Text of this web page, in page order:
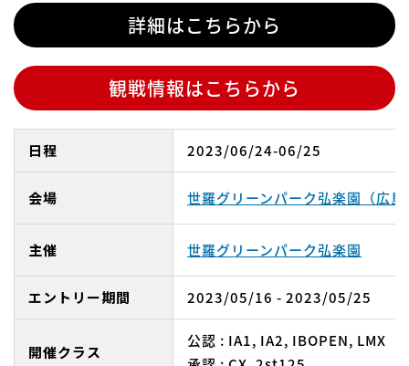
詳細はこちらから
観戦情報はこちらから
日程 2023/06/24-06/25
会場 世羅グリーンパーク弘楽園（広島
主催 世羅グリーンパーク弘楽園
エントリー期間 2023/05/16 - 2023/05/25
開催クラス
公認 : IA1, IA2, IBOPEN, LMX